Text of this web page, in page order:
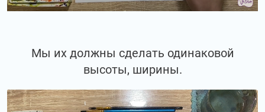
Мы их должны сделать одинаковой
высоты, ширины.